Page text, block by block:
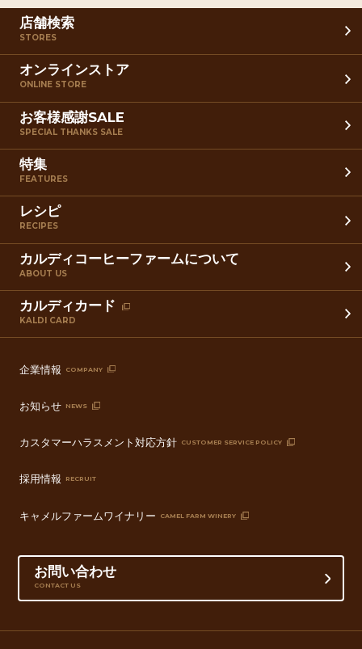
店舗検索
STORES
オンラインストア
ONLINE STORE
お客様感謝SALE
SPECIAL THANKS SALE
特集
FEATURES
レシピ
RECIPES
カルディコーヒーファームについて
ABOUT US
カルディカード
KALDI CARD
企業情報 COMPANY
お知らせ NEWS
カスタマーハラスメント対応方針 CUSTOMER SERVICE POLICY
採用情報 RECRUIT
キャメルファームワイナリー CAMEL FARM WINERY
お問い合わせ
CONTACT US